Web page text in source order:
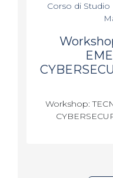
Corso di
Workshop: